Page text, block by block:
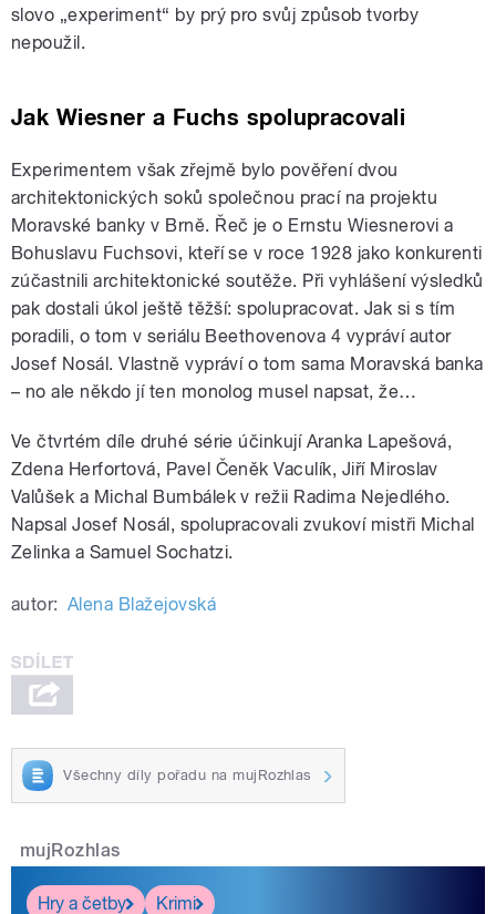
slovo „experiment“ by prý pro svůj způsob tvorby
nepoužil.
Jak Wiesner a Fuchs spolupracovali
Experimentem však zřejmě bylo pověření dvou
architektonických soků společnou prací na projektu
Moravské banky v Brně. Řeč je o Ernstu Wiesnerovi a
Bohuslavu Fuchsovi, kteří se v roce 1928 jako konkurenti
zúčastnili architektonické soutěže. Při vyhlášení výsledků
pak dostali úkol ještě těžší: spolupracovat. Jak si s tím
poradili, o tom v seriálu Beethovenova 4 vypráví autor
Josef Nosál. Vlastně vypráví o tom sama Moravská banka
– no ale někdo jí ten monolog musel napsat, že…
Ve čtvrtém díle druhé série účinkují Aranka Lapešová,
Zdena Herfortová, Pavel Čeněk Vaculík, Jiří Miroslav
Valůšek a Michal Bumbálek v režii Radima Nejedlého.
Napsal Josef Nosál, spolupracovali zvukoví mistři Michal
Zelinka a Samuel Sochatzi.
autor: Alena Blažejovská
Všechny díly pořadu na mujRozhlas
mujRozhlas
Hry a četby Krimi